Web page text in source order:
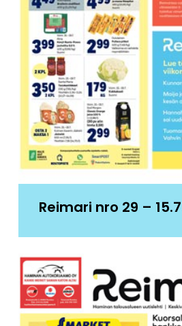
Reimari nro 29 –